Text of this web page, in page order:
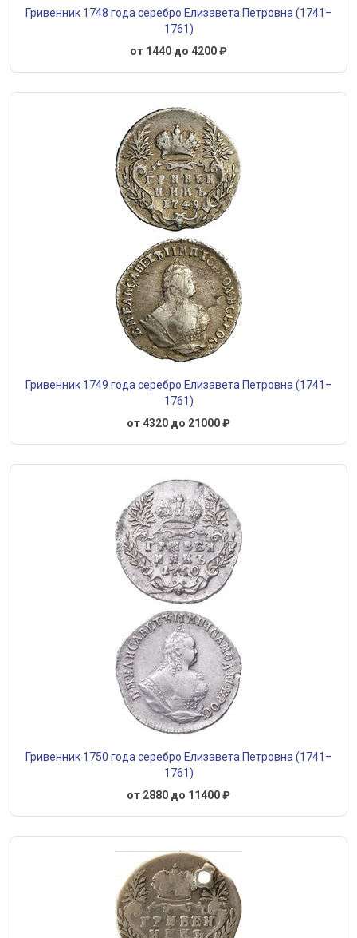
Гривенник 1748 года серебро Елизавета Петровна (1741–
1761)
от 1440 до 4200 ₽
Гривенник 1749 года серебро Елизавета Петровна (1741–
1761)
от 4320 до 21000 ₽
Гривенник 1750 года серебро Елизавета Петровна (1741–
1761)
от 2880 до 11400 ₽